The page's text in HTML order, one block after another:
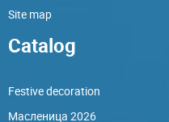
Site map
Catalog
Festive decoration
Масленица 2026